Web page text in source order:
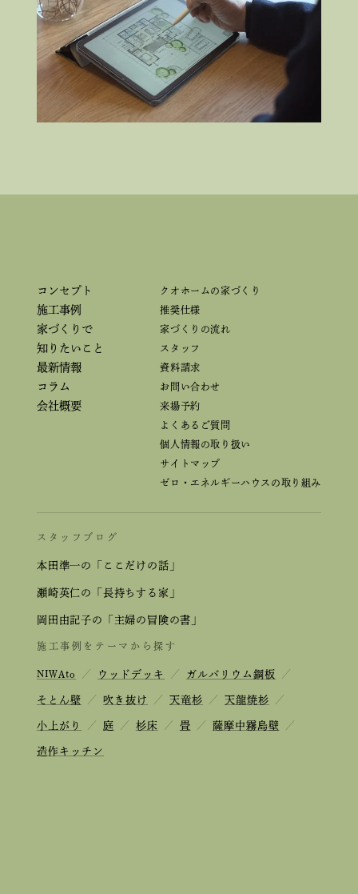
コンセプト
施工事例
家づくりで
知りたいこと
最新情報
コラム
会社概要
クオホームの家づくり
推奨仕様
家づくりの流れ
スタッフ
資料請求
お問い合わせ
来場予約
よくあるご質問
個人情報の取り扱い
サイトマップ
ゼロ・エネルギーハウスの取り組み
スタッフブログ
本田準一の「ここだけの話」
瀬崎英仁の「長持ちする家」
岡田由記子の「主婦の冒険の書」
施工事例をテーマから探す
NIWAto ／ ウッドデッキ ／ ガルバリウム鋼板 ／
そとん壁 ／ 吹き抜け ／ 天竜杉 ／ 天龍焼杉 ／
小上がり ／ 庭 ／ 杉床 ／ 畳 ／ 薩摩中霧島壁 ／
造作キッチン